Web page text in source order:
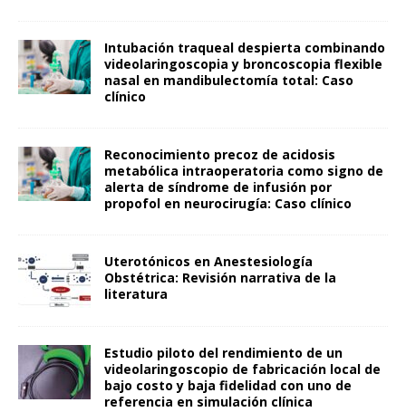
Intubación traqueal despierta combinando
videolaringoscopia y broncoscopia flexible
nasal en mandibulectomía total: Caso
clínico
Reconocimiento precoz de acidosis
metabólica intraoperatoria como signo de
alerta de síndrome de infusión por
propofol en neurocirugía: Caso clínico
Uterotónicos en Anestesiología
Obstétrica: Revisión narrativa de la
literatura
Estudio piloto del rendimiento de un
videolaringoscopio de fabricación local de
bajo costo y baja fidelidad con uno de
referencia en simulación clínica